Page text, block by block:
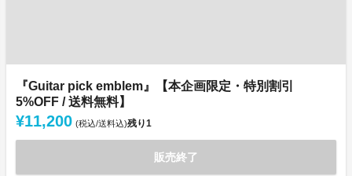
『Guitar pick emblem』【本企画限定・特別割引
5%OFF / 送料無料】
¥11,200 (税込/送料込)残り1
販売終了